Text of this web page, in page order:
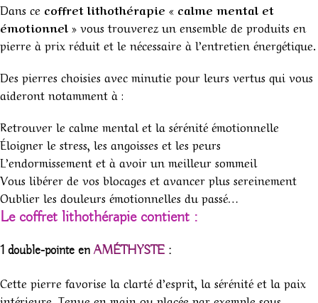
Dans ce coffret lithothérapie « calme mental et
émotionnel » vous trouverez un ensemble de produits en
pierre à prix réduit et le nécessaire à l’entretien énergétique.
Des pierres choisies avec minutie pour leurs vertus qui vous
aideront notamment à :
Retrouver le calme mental et la sérénité émotionnelle
Éloigner le stress, les angoisses et les peurs
L’endormissement et à avoir un meilleur sommeil
Vous libérer de vos blocages et avancer plus sereinement
Oublier les douleurs émotionnelles du passé…
Le coffret lithothérapie contient :
1 double-pointe en AMÉTHYSTE :
Cette pierre favorise la clarté d’esprit, la sérénité et la paix